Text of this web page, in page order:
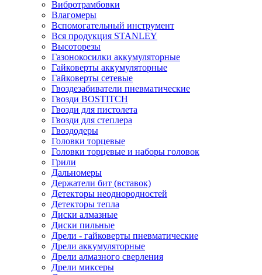
Вибротрамбовки
Влагомеры
Вспомогательный инструмент
Вся продукция STANLEY
Высоторезы
Газонокосилки аккумуляторные
Гайковерты аккумуляторные
Гайковерты сетевые
Гвоздезабиватели пневматические
Гвозди BOSTITCH
Гвозди для пистолета
Гвозди для степлера
Гвоздодеры
Головки торцевые
Головки торцевые и наборы головок
Грили
Дальномеры
Держатели бит (вставок)
Детекторы неоднородностей
Детекторы тепла
Диски алмазные
Диски пильные
Дрели - гайковерты пневматические
Дрели аккумуляторные
Дрели алмазного сверления
Дрели миксеры